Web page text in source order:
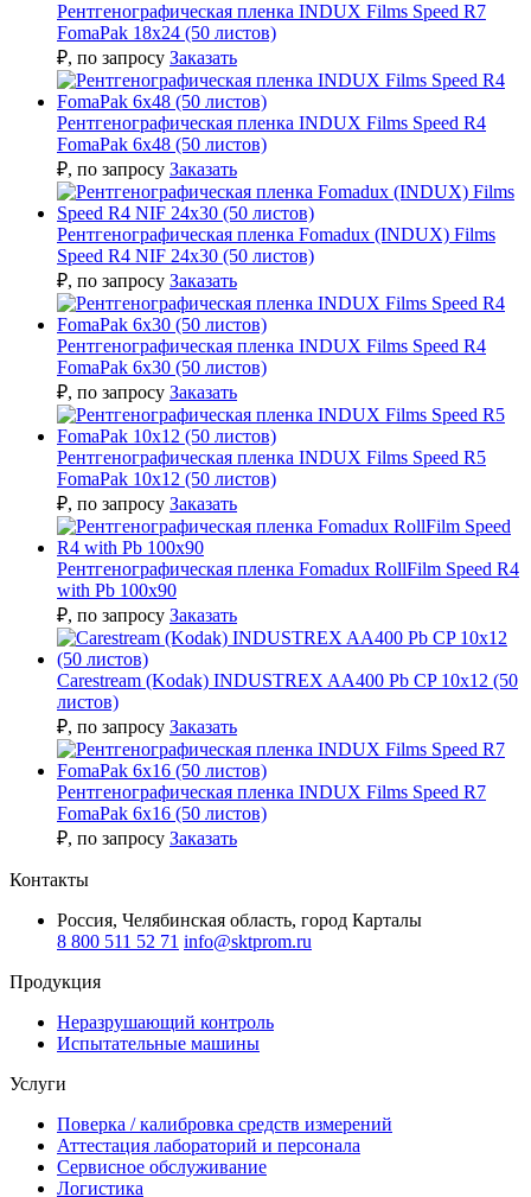
Рентгенографическая пленка INDUX Films Speed R7
FomaPak 18х24 (50 листов)
₽, по запросу Заказать
Рентгенографическая пленка INDUX Films Speed R4
FomaPak 6х48 (50 листов)
₽, по запросу Заказать
Рентгенографическая пленка Fomadux (INDUX) Films
Speed R4 NIF 24х30 (50 листов)
₽, по запросу Заказать
Рентгенографическая пленка INDUX Films Speed R4
FomaPak 6х30 (50 листов)
₽, по запросу Заказать
Рентгенографическая пленка INDUX Films Speed R5
FomaPak 10х12 (50 листов)
₽, по запросу Заказать
Рентгенографическая пленка Fomadux RollFilm Speed R4
with Pb 100х90
₽, по запросу Заказать
Carestream (Kodak) INDUSTREX AA400 Pb CP 10x12 (50
листов)
₽, по запросу Заказать
Рентгенографическая пленка INDUX Films Speed R7
FomaPak 6х16 (50 листов)
₽, по запросу Заказать
Контакты
Россия, Челябинская область, город Карталы
8 800 511 52 71 info@sktprom.ru
Продукция
Неразрушающий контроль
Испытательные машины
Услуги
Поверка / калибровка средств измерений
Аттестация лабораторий и персонала
Сервисное обслуживание
Логистика